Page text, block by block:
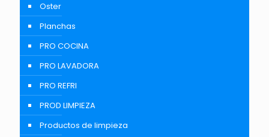
Oster
Planchas
PRO COCINA
PRO LAVADORA
PRO REFRI
PROD LIMPIEZA
Productos de limpieza